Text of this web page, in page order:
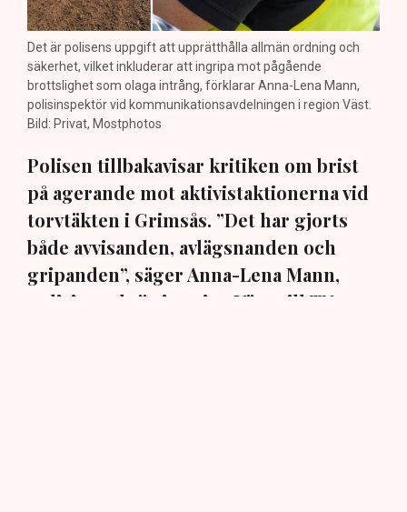
Det är polisens uppgift att upprätthålla allmän ordning och
säkerhet, vilket inkluderar att ingripa mot pågående
brottslighet som olaga intrång, förklarar Anna-Lena Mann,
polisinspektör vid kommunikationsavdelningen i region Väst.
Bild: Privat, Mostphotos
Polisen tillbakavisar kritiken om brist
på agerande mot aktivistaktionerna vid
torvtäkten i Grimsås. ”Det har gjorts
både avvisanden, avlägsnanden och
gripanden”, säger Anna-Lena Mann,
polisinspektör i region Väst, till TN.